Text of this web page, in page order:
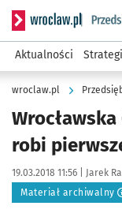
Serwis
Aktualności
wroclaw.pl
robi
Data publikacji:
19.03.2018 11:56 | Autor:
Jarek
Materiał archiwalny